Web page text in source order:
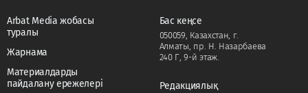
Arbat Media жобасы
туралы
Жарнама
Материалдарды
пайдалану ережелері
Бас кеңсе
050059, Казахстан, г.
Алматы, пр. Н. Назарбаева
240 Г, 9-й этаж.
Редакциялық